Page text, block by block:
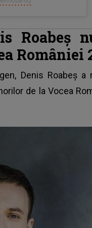
Roabeș
României
Denis Roabeșa
de la Vocea